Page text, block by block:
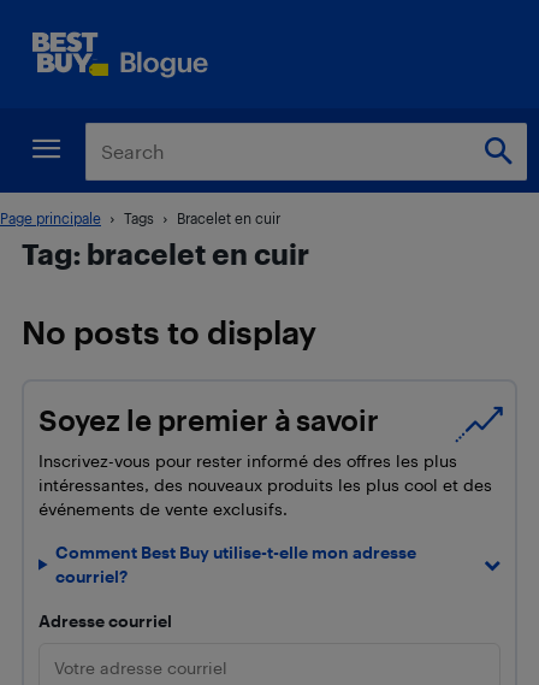
Page principale Tags Bracelet en cuir
Tag: bracelet en cuir
No posts to display
Soyez le premier à savoir
Inscrivez-vous pour rester informé des offres les plus
intéressantes, des nouveaux produits les plus cool et des
événements de vente exclusifs.
Comment Best Buy utilise-t-elle mon adresse
courriel?
Adresse courriel